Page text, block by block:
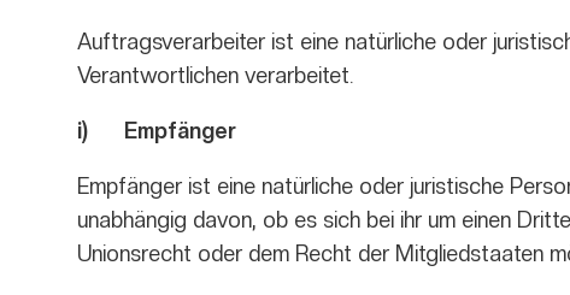
Auftragsverarbeiter ist eine natürliche oder
Verantwortlichen verarbeitet.
i) Empfänger
Empfänger ist eine natürliche oder juristische
unabhängig davon, ob es sich bei ihr um einen
Unionsrecht oder dem Recht der Mitgliedstaaten